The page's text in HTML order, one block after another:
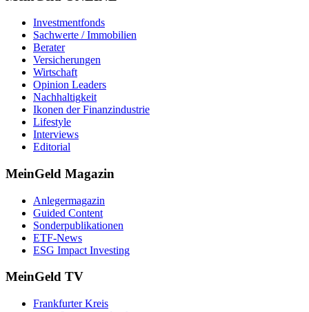
Investmentfonds
Sachwerte / Immobilien
Berater
Versicherungen
Wirtschaft
Opinion Leaders
Nachhaltigkeit
Ikonen der Finanzindustrie
Lifestyle
Interviews
Editorial
MeinGeld Magazin
Anlegermagazin
Guided Content
Sonderpublikationen
ETF-News
ESG Impact Investing
MeinGeld TV
Frankfurter Kreis